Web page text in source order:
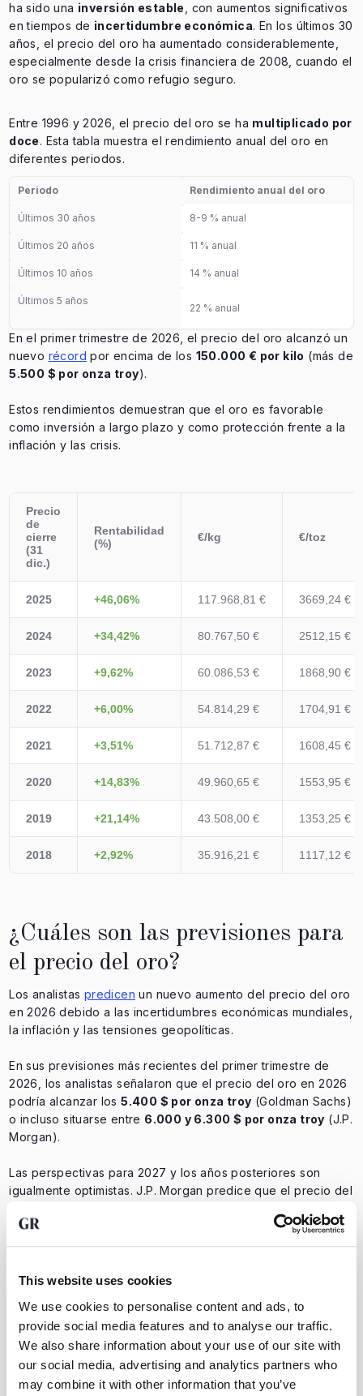
This website uses cookies
We use cookies to personalise content and ads, to
provide social media features and to analyse our traffic.
We also share information about your use of our site with
our social media, advertising and analytics partners who
may combine it with other information that you’ve
ha sido una inversión estable
, con aumentos significativos
en tiempos de incertidumbre económica. En los últimos 30
años, el precio del oro ha aumentado considerablemente,
especialmente desde la crisis financiera de 2008, cuando el
oro se popularizó como refugio seguro.
Entre 1996 y 2026, el precio del oro se ha multiplicado por
doce. Esta tabla muestra el rendimiento anual del oro en
diferentes periodos.
Periodo Rendimiento anual del oro
Últimos 30 años 8-9 % anual
Últimos 20 años 11 % anual
Últimos 10 años 14 % anual
Últimos 5 años
22 % anual
En el primer trimestre de 2026, el precio del oro alcanzó un
nuevo récord por encima de los 150.000 € por kilo (más de
5.500 $ por onza troy).
Estos rendimientos demuestran que el oro es favorable
como inversión a largo plazo y como protección frente a la
inflación y las crisis.
Precio
de
cierre
(31
dic.)
Rentabilidad
(%)
€/kg €/toz
2025 +46,06% 117.968,81 € 3669,24 €
2024 +34,42% 80.767,50 € 2512,15 €
2023 +9,62% 60.086,53 € 1868,90 €
2022 +6,00% 54.814,29 € 1704,91 €
2021 +3,51% 51.712,87 € 1608,45 €
2020 +14,83% 49.960,65 € 1553,95 €
2019 +21,14% 43.508,00 € 1353,25 €
2018 +2,92% 35.916,21 € 1117,12 €
¿Cuáles son las previsiones para
el precio del oro?
Los analistas predicen un nuevo aumento del precio del oro
en 2026 debido a las incertidumbres económicas mundiales,
la inflación y las tensiones geopolíticas.
En sus previsiones más recientes del primer trimestre de
2026, los analistas señalaron que el precio del oro en 2026
podría alcanzar los5.400 $ por onza troy (Goldman Sachs)
o incluso situarse entre 6.000 y 6.300 $ por onza troy (J.P.
Morgan).
Las perspectivas para 2027 y los años posteriores son
igualmente optimistas. J.P. Morgan predice que el precio del
esta década (2030), siempre que los inversores minoristas
aumenten sus inversiones en oro.
Esta previsión precisa del precio del oro depende en gran
interés de los bancos centrales, las tensiones geopolíticas y
la confianza en las divisas, siendo el dólar estadounidense
la moneda más importante. En definitiva, el oro sigue siendo
una protección popular contra las incertidumbres financieras
y los riesgos de inflación a largo plazo.